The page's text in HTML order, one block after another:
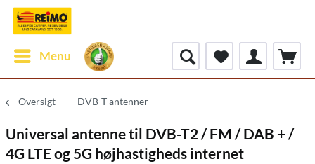
Menu
Oversigt DVB-T antenner
Universal antenne til DVB-T2 / FM / DAB + /
4G LTE og 5G højhastigheds internet